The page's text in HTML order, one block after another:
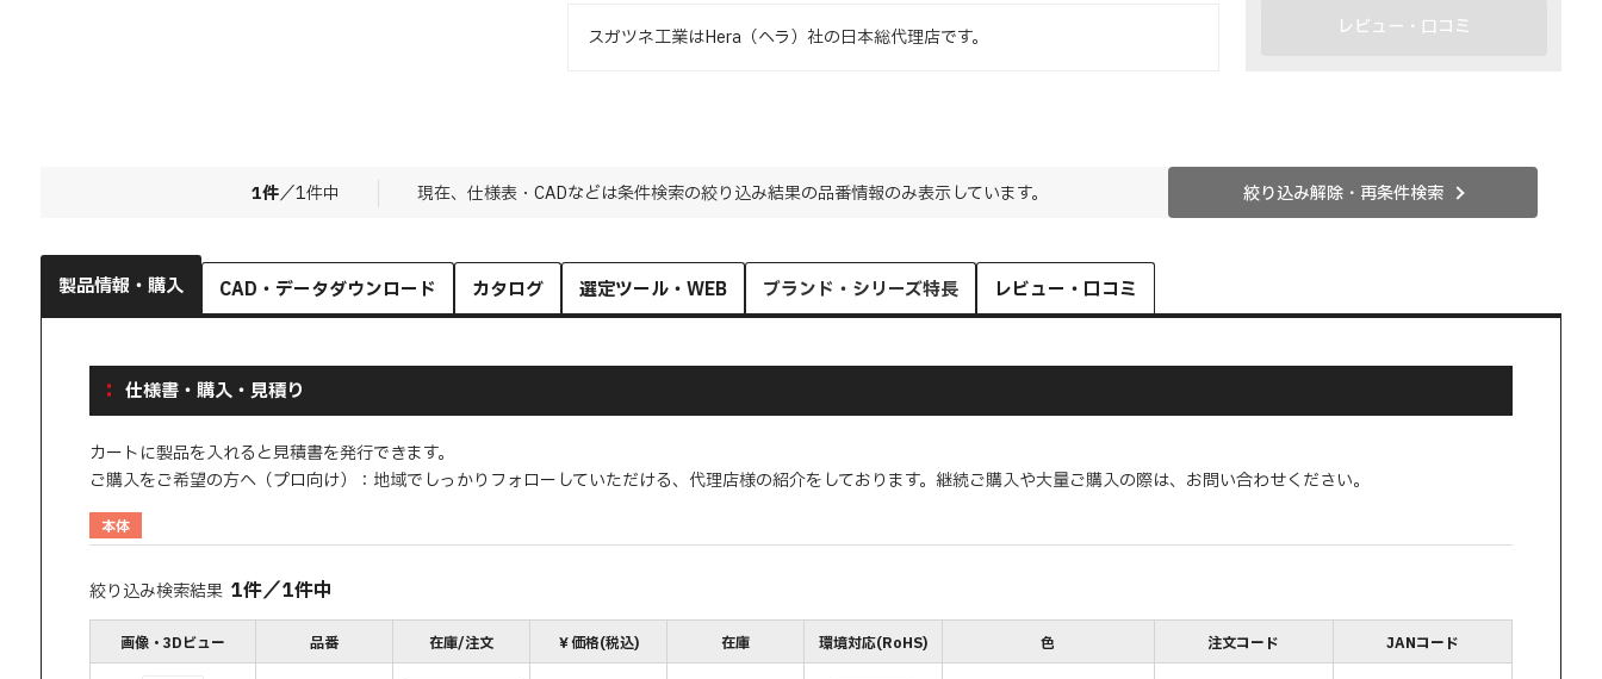
スガツネ工業はHera（ヘラ）社の日本総代理店です。 レビュー・口コミ
1件／1件中 現在、仕様表・CADなどは条件検索の絞り込み結果の品番情報のみ表示しています。 絞り込み解除・再条件検索
製品情報・購入 CAD・データダウンロード カタログ 選定ツール・WEB ブランド・シリーズ特長 レビュー・口コミ
仕様書・購入・見積り
カートに製品を入れると見積書を発行できます。
ご購入をご希望の方へ（プロ向け）：地域でしっかりフォローしていただける、代理店様の紹介をしております。継続ご購入や大量ご購入の際は、お問い合わせください。
本体
絞り込み検索結果 1件／1件中
画像・3Dビュー 品番 在庫/注文 ￥価格(税込) 在庫 環境対応(RoHS) 色 注文コード JANコード